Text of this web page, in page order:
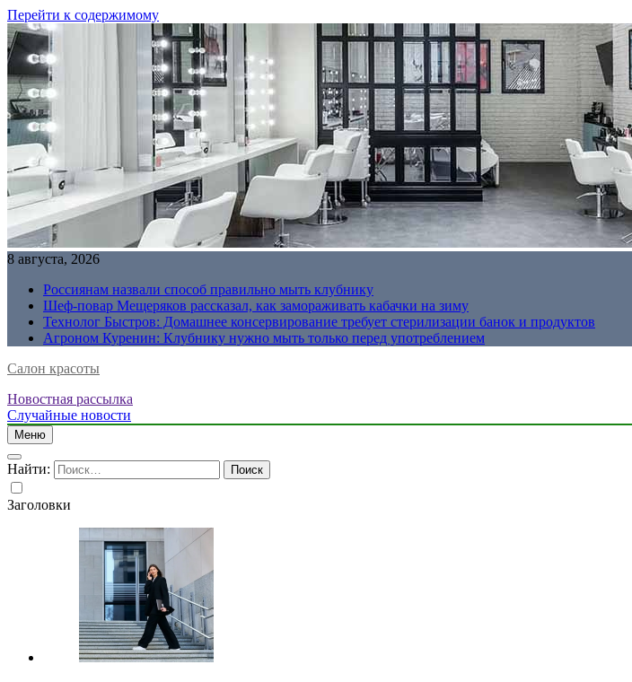
Перейти к содержимому
8 августа, 2026
Россиянам назвали способ правильно мыть клубнику
Шеф-повар Мещеряков рассказал, как замораживать кабачки на зиму
Технолог Быстров: Домашнее консервирование требует стерилизации банок и продуктов
Агроном Куренин: Клубнику нужно мыть только перед употреблением
Салон красоты
Новостная рассылка
Случайные новости
Меню
Найти:
Заголовки